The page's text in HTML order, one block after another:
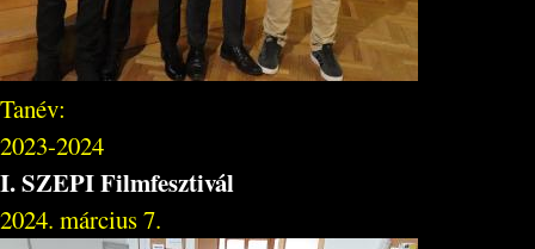
Tanév:
2023-2024
I. SZEPI Filmfesztivál
2024. március 7.